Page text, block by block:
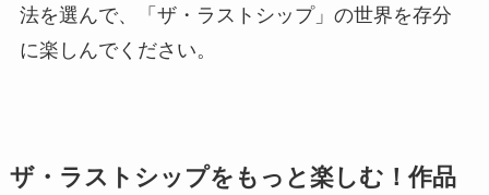
法を選んで、「ザ・ラストシップ」の世界を存分
に楽しんでください。
ザ・ラストシップをもっと楽しむ！作品